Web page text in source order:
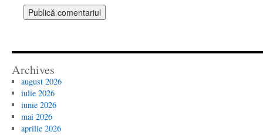
Archives
august 2026
iulie 2026
iunie 2026
mai 2026
aprilie 2026